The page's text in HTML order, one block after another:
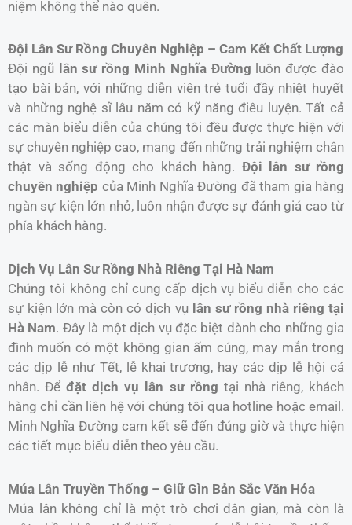
niệm không thể nào quên.
Đội Lân Sư Rồng Chuyên Nghiệp – Cam Kết Chất Lượng
Đội ngũ lân sư rồng Minh Nghĩa Đường luôn được đào
tạo bài bản, với những diễn viên trẻ tuổi đầy nhiệt huyết
và những nghệ sĩ lâu năm có kỹ năng điêu luyện. Tất cả
các màn biểu diễn của chúng tôi đều được thực hiện với
sự chuyên nghiệp cao, mang đến những trải nghiệm chân
thật và sống động cho khách hàng. Đội lân sư rồng
chuyên nghiệp của Minh Nghĩa Đường đã tham gia hàng
ngàn sự kiện lớn nhỏ, luôn nhận được sự đánh giá cao từ
phía khách hàng.
Dịch Vụ Lân Sư Rồng Nhà Riêng Tại Hà Nam
Chúng tôi không chỉ cung cấp dịch vụ biểu diễn cho các
sự kiện lớn mà còn có dịch vụ lân sư rồng nhà riêng tại
Hà Nam. Đây là một dịch vụ đặc biệt dành cho những gia
đình muốn có một không gian ấm cúng, may mắn trong
các dịp lễ như Tết, lễ khai trương, hay các dịp lễ hội cá
nhân. Đểđặt dịch vụ lân sư rồng tại nhà riêng, khách
hàng chỉ cần liên hệ với chúng tôi qua hotline hoặc email.
Minh Nghĩa Đường cam kết sẽ đến đúng giờ và thực hiện
các tiết mục biểu diễn theo yêu cầu.
Múa Lân Truyền Thống – Giữ Gìn Bản Sắc Văn Hóa
Múa lân không chỉ là một trò chơi dân gian, mà còn là